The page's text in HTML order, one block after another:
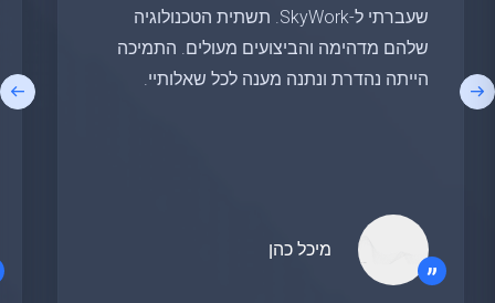
שעברתי ל-SkyWork. תשתית הטכנולוגיה
שלהם מדהימה והביצועים מעולים. התמיכה
הייתה נהדרת ונתנה מענה לכל שאלותיי.
”
מיכל כהן